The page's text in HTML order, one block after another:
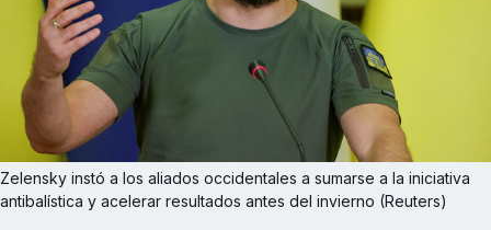
Zelensky instó a los aliados occidentales a sumarse a la iniciativa
antibalística y acelerar resultados antes del invierno (Reuters)